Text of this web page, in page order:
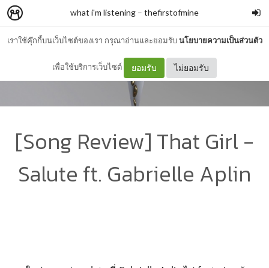
เราใช้คุ๊กกี้บนเว็บไซต์ของเรา กรุณาอ่านและยอมรับนโยบายความเป็นส่วนตัว
เพื่อใช้บริการเว็บไซต์ ยอมรับ ไม่ยอมรับ
what i'm listening – thefirstofmine
[Song Review] That Girl -
Salute ft. Gabrielle Aplin